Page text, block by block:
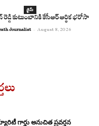
క్రైమ్
రెడ్డి కుటుంబానికి కేసీఆర్ ఆర్థిక భరోసా
Journalist - August 8, 2026
గార్డు అనుచిత ప్రవర్తన